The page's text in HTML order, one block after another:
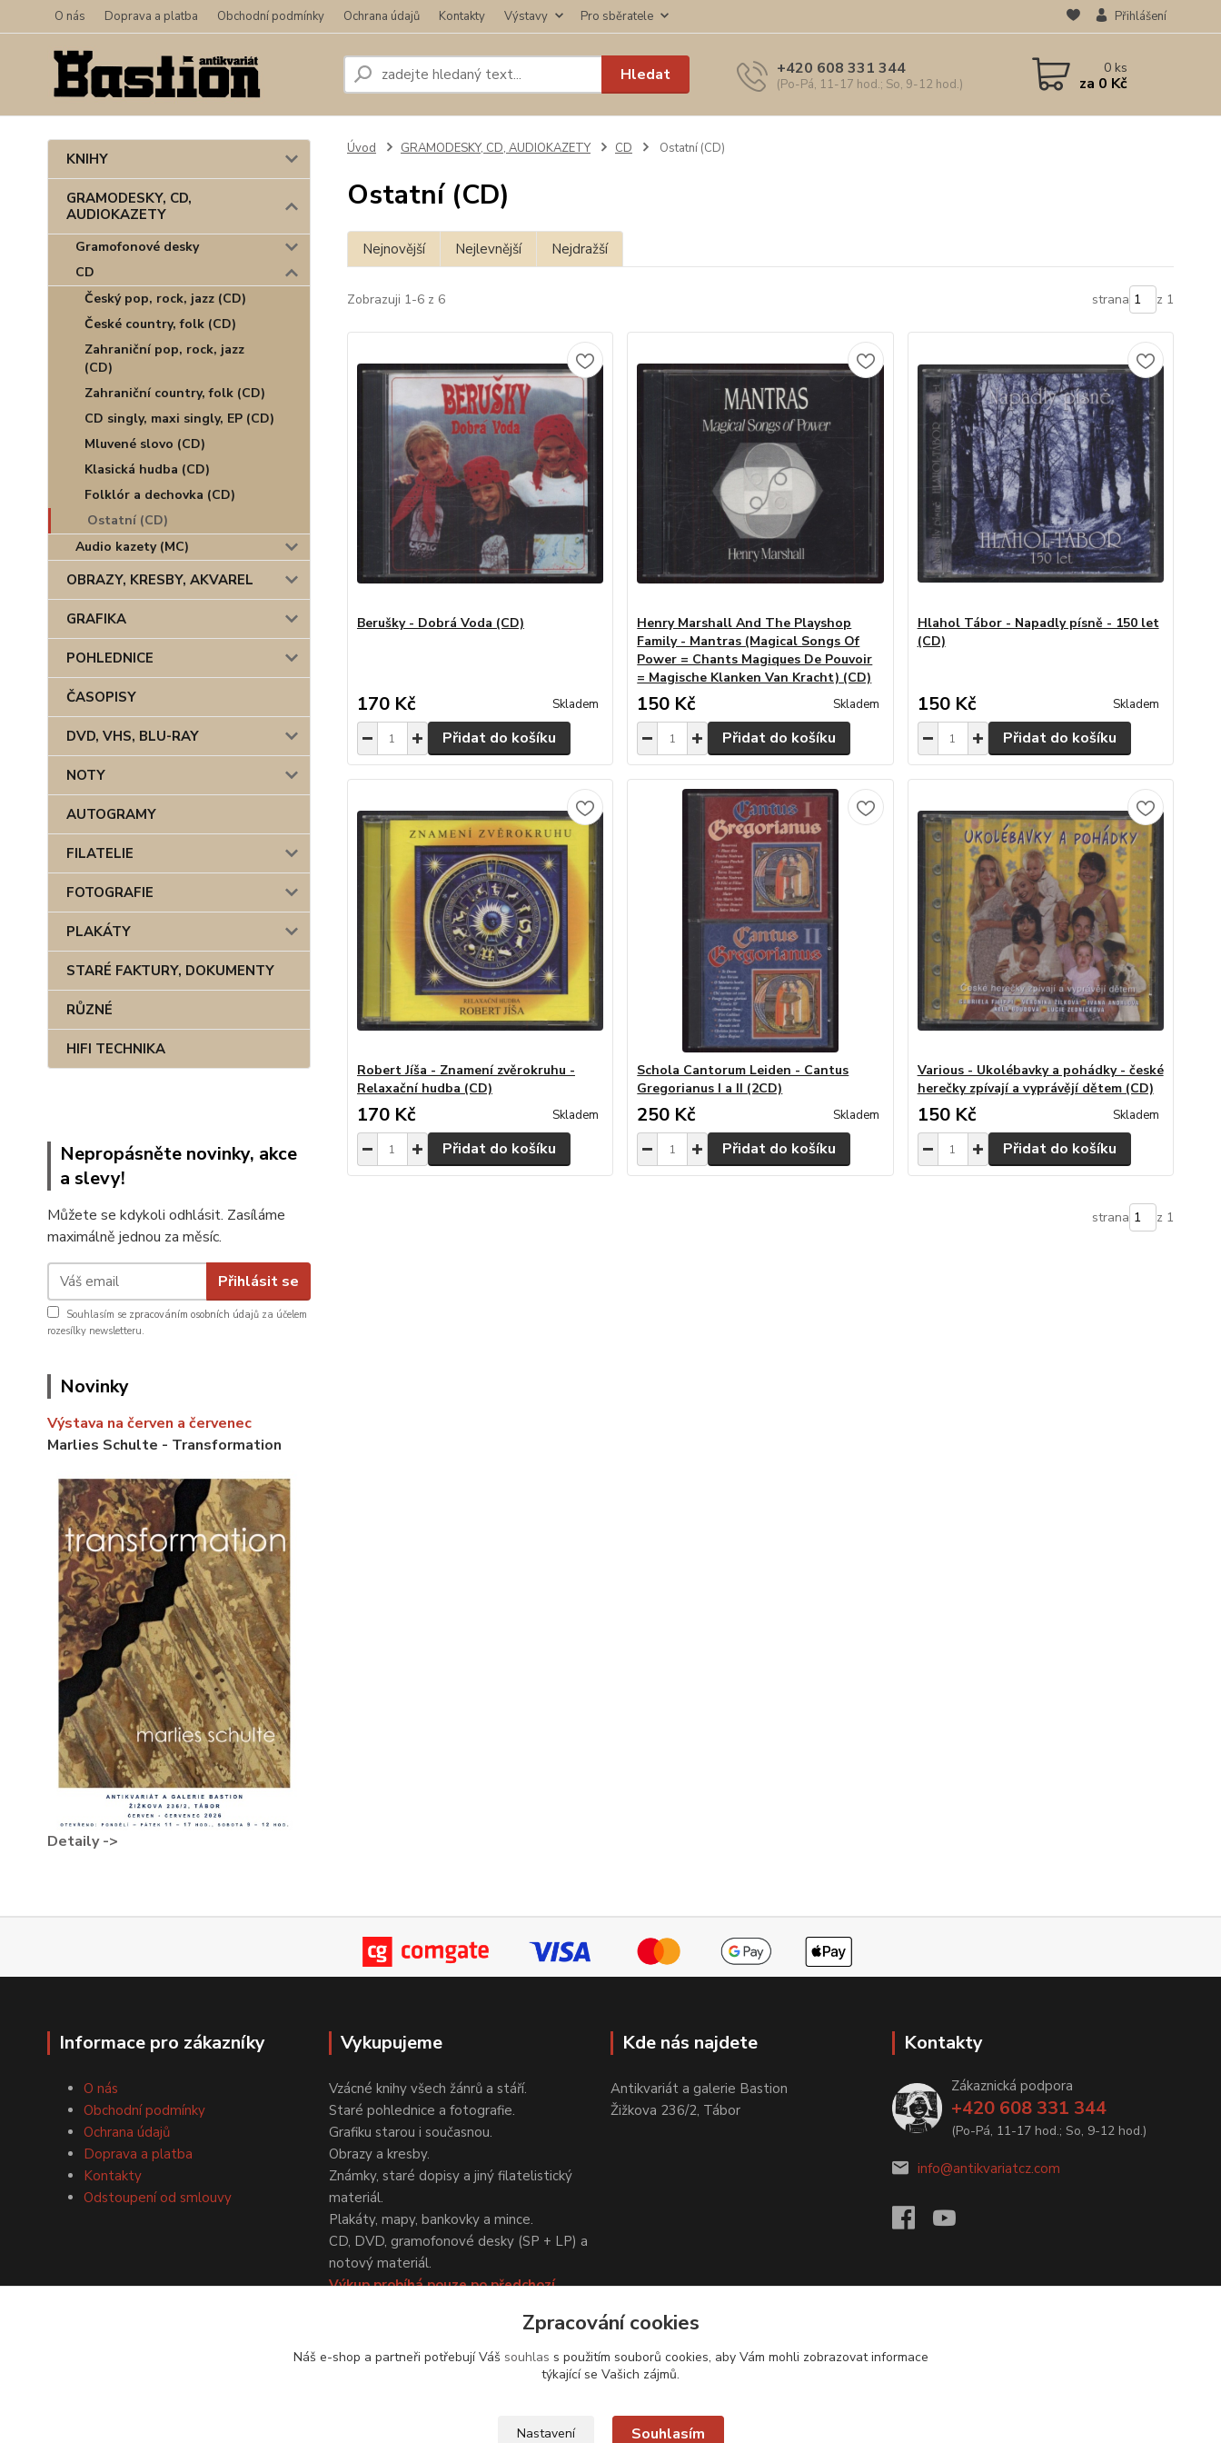
O nás Doprava a platba Obchodní podmínky Ochrana údajů Kontakty Výstavy Pro sběratele Přihlášení
Hledat +420 608 331 344
(Po-Pá, 11-17 hod.; So, 9-12 hod.)
0ks
za 0 Kč
KNIHY
GRAMODESKY, CD,
AUDIOKAZETY
Gramofonové desky
CD
Český pop, rock, jazz (CD)
České country, folk (CD)
Zahraniční pop, rock, jazz
(CD)
Zahraniční country, folk (CD)
CD singly, maxi singly, EP (CD)
Mluvené slovo (CD)
Klasická hudba (CD)
Folklór a dechovka (CD)
Ostatní (CD)
Audio kazety (MC)
OBRAZY, KRESBY, AKVAREL
GRAFIKA
POHLEDNICE
ČASOPISY
DVD, VHS, BLU-RAY
NOTY
AUTOGRAMY
FILATELIE
FOTOGRAFIE
PLAKÁTY
STARÉ FAKTURY, DOKUMENTY
RŮZNÉ
HIFI TECHNIKA
Nepropásněte novinky, akce
a slevy!
Můžete se kdykoli odhlásit. Zasíláme
maximálně jednou za měsíc.
Přihlásit se
Souhlasím se zpracováním osobních údajů za účelem
rozesílky newsletteru.
Novinky
Výstava na červen a červenec
Marlies Schulte - Transformation
Detaily ->
Úvod GRAMODESKY, CD, AUDIOKAZETY CD Ostatní (CD)
Ostatní (CD)
Nejnovější Nejlevnější Nejdražší
Zobrazuji 1-6 z 6 strana z 1
Berušky - Dobrá Voda (CD)
170 Kč Skladem
Přidat do košíku
Henry Marshall And The Playshop
Family - Mantras (Magical Songs Of
Power = Chants Magiques De Pouvoir
= Magische Klanken Van Kracht) (CD)
150 Kč Skladem
Přidat do košíku
Hlahol Tábor - Napadly písně - 150 let
(CD)
150 Kč Skladem
Přidat do košíku
Robert Jíša - Znamení zvěrokruhu -
Relaxační hudba (CD)
170 Kč Skladem
Přidat do košíku
Schola Cantorum Leiden - Cantus
Gregorianus I a II (2CD)
250 Kč Skladem
Přidat do košíku
Various - Ukolébavky a pohádky - české
herečky zpívají a vyprávějí dětem (CD)
150 Kč Skladem
Přidat do košíku
strana z 1
Informace pro zákazníky
O nás
Obchodní podmínky
Ochrana údajů
Doprava a platba
Kontakty
Odstoupení od smlouvy
Vykupujeme
Vzácné knihy všech žánrů a stáří.
Staré pohlednice a fotografie.
Grafiku starou i současnou.
Obrazy a kresby.
Známky, staré dopisy a jiný filatelistický
materiál.
Plakáty, mapy, bankovky a mince.
CD, DVD, gramofonové desky (SP + LP) a
notový materiál.
Výkup probíhá pouze po předchozí
Kde nás najdete
Antikvariát a galerie Bastion
Žižkova 236/2, Tábor
Kontakty
Zákaznická podpora
+420 608 331 344
(Po-Pá, 11-17 hod.; So, 9-12 hod.)
info@antikvariatcz.com
Upravit sběr cookies.
Zpracování cookies
Náš e-shop a partneři potřebují Váš souhlas s použitím souborů cookies, aby Vám mohli zobrazovat informace
týkající se Vašich zájmů.
Nastavení Souhlasím